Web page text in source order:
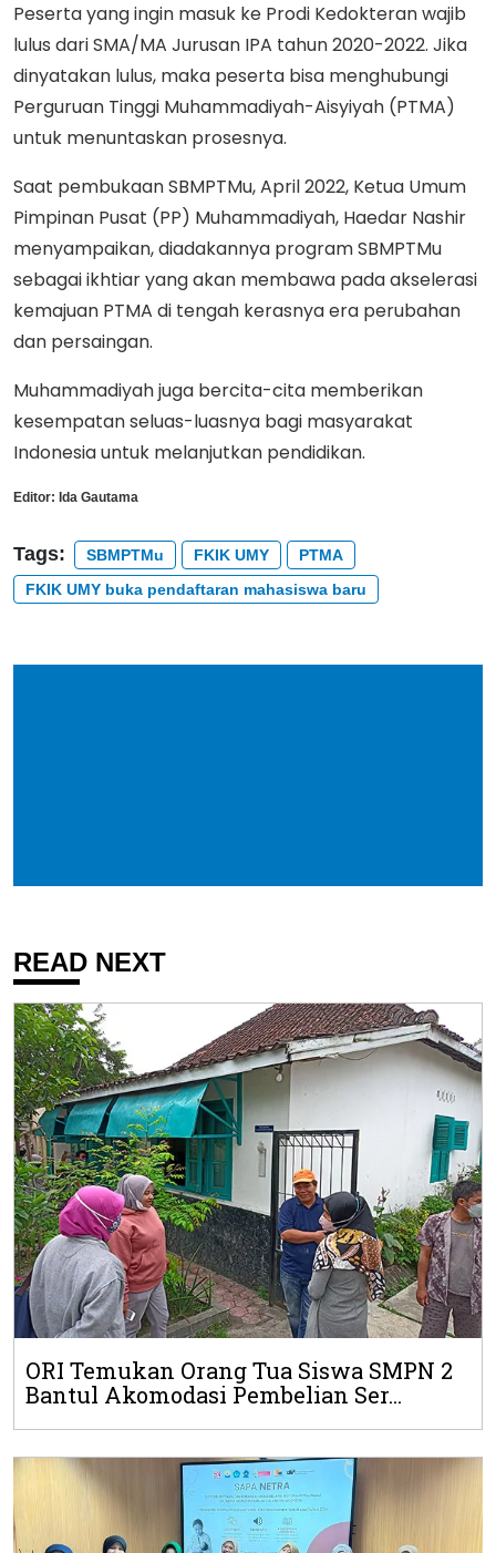
Peserta yang ingin masuk ke Prodi Kedokteran wajib
lulus dari SMA/MA Jurusan IPA tahun 2020-2022. Jika
dinyatakan lulus, maka peserta bisa menghubungi
Perguruan Tinggi Muhammadiyah-Aisyiyah (PTMA)
untuk menuntaskan prosesnya.
Saat pembukaan SBMPTMu, April 2022, Ketua Umum
Pimpinan Pusat (PP) Muhammadiyah, Haedar Nashir
menyampaikan, diadakannya program SBMPTMu
sebagai ikhtiar yang akan membawa pada akselerasi
kemajuan PTMA di tengah kerasnya era perubahan
dan persaingan.
Muhammadiyah juga bercita-cita memberikan
kesempatan seluas-luasnya bagi masyarakat
Indonesia untuk melanjutkan pendidikan.
Editor: Ida Gautama
Tags: SBMPTMu FKIK UMY
PTMA
FKIK UMY buka pendaftaran mahasiswa baru
READ NEXT
ORI Temukan Orang Tua Siswa SMPN 2
Bantul Akomodasi Pembelian Ser...